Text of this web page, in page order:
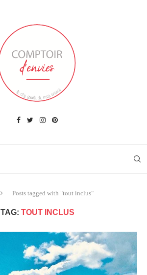
Posts tagged with "tout inclus"
TAG: TOUT INCLUS